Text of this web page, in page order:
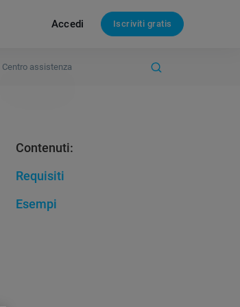
Accedi Iscriviti gratis
Contenuti:
Requisiti
Esempi